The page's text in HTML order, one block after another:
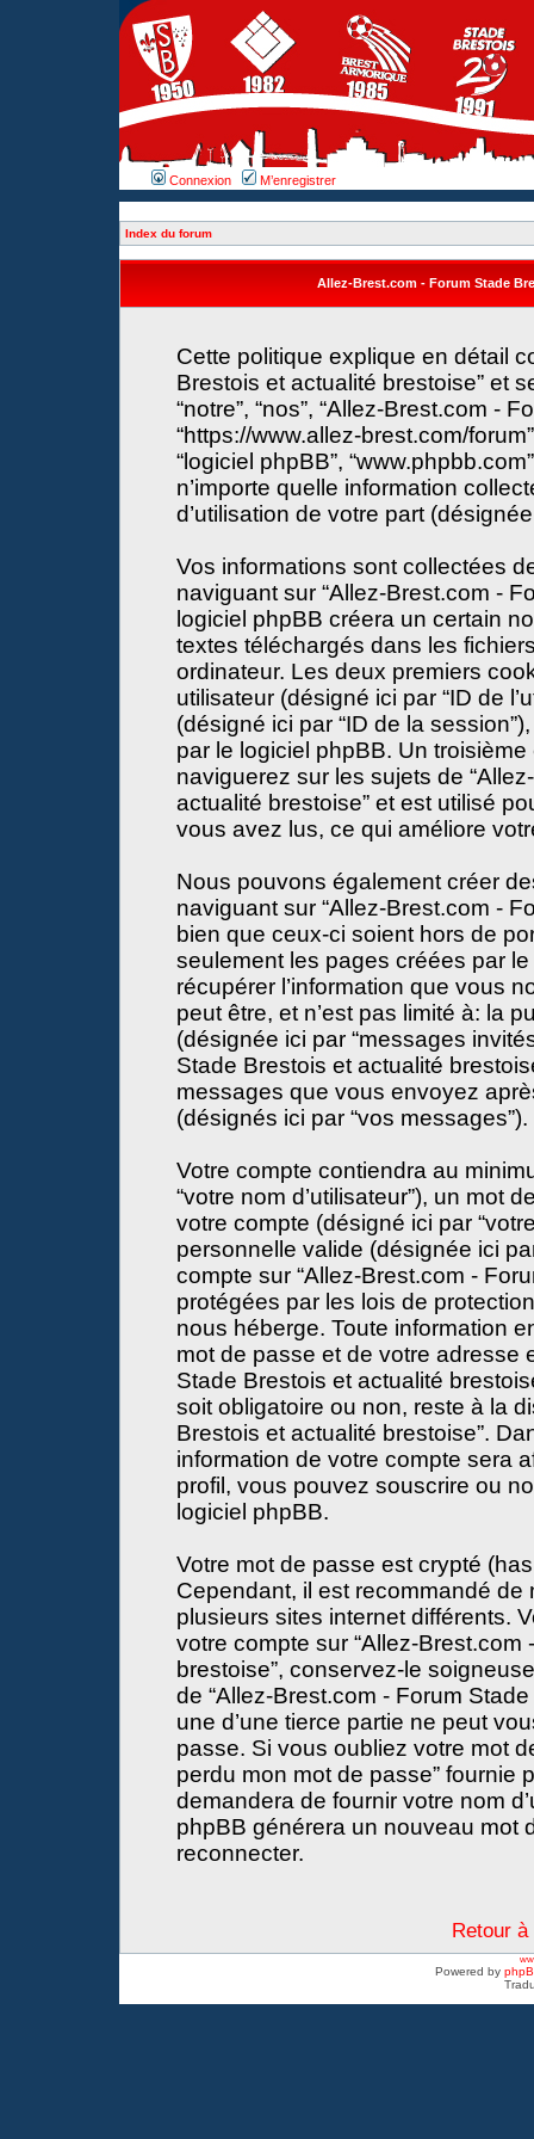
Connexion M’enregistrer
Index du forum
Allez-Brest.com - Forum Stade
Cette politique explique en détail
Brestois et actualité brestoise” et
“notre”, “nos”, “Allez-Brest.com -
“https://www.allez-brest.com/
“logiciel phpBB”,
n’importe quelle information
d’utilisation de votre part
Vos informations sont collectées
naviguant sur “Allez-Brest.com -
logiciel phpBB créera un certain
textes téléchargés dans les
ordinateur. Les deux premiers
utilisateur (désigné ici par “ID de
(désigné ici par “ID de la
par le logiciel phpBB. Un
naviguerez sur les sujets de
actualité brestoise” et est utilisé
vous avez lus, ce qui améliore
Nous pouvons également créer
naviguant sur “Allez-Brest.com -
bien que ceux-ci soient hors de
seulement les pages créées par
récupérer l’information que vous
peut être, et n’est pas limité à: la
(désignée ici par “messages
Stade Brestois et actualité
messages que vous envoyez
(désignés ici par “vos messages”).
Votre compte contiendra au
“votre nom d’utilisateur”), un mot
votre compte (désigné ici par
personnelle valide (désignée ici
compte sur “Allez-Brest.com -
protégées par les lois de
nous héberge. Toute information
mot de passe et de votre adresse
Stade Brestois et actualité
soit obligatoire ou non, reste à la
Brestois et actualité brestoise”.
information de votre compte sera
profil, vous pouvez souscrire ou
logiciel phpBB.
Votre mot de passe est crypté
Cependant, il est recommandé
plusieurs sites internet différents.
votre compte sur “Allez-
brestoise”, conservez-le
de “Allez-Brest.com - Forum
une d’une tierce partie ne peut
passe. Si vous oubliez votre mot
perdu mon mot de passe” fournie
demandera de fournir votre nom
phpBB générera un nouveau mot
reconnecter.
Retour à
Powered by